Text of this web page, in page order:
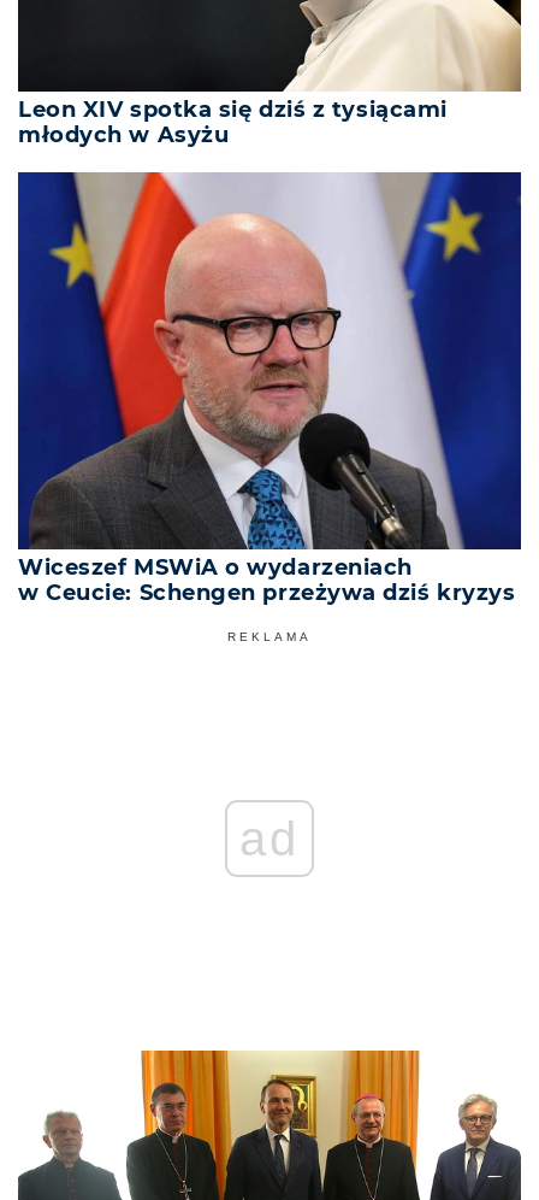
Leon XIV spotka się dziś z tysiącami
młodych w Asyżu
Wiceszef MSWiA o wydarzeniach
w Ceucie: Schengen przeżywa dziś kryzys
REKLAMA
ad